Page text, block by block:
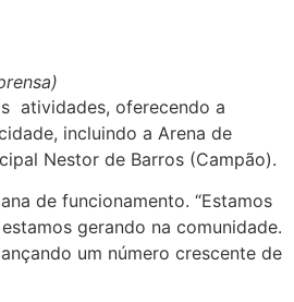
atividades, oferecendo a
incluindo a Arena de
Nestor de Barros (Campão).
de funcionamento. “Estamos
gerando na comunidade.
um número crescente de